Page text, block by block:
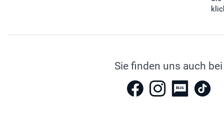
Sie finden uns auch bei